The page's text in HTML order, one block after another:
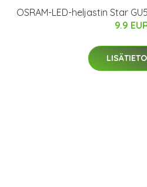
OSRAM-LED-heljastin Star
9.9